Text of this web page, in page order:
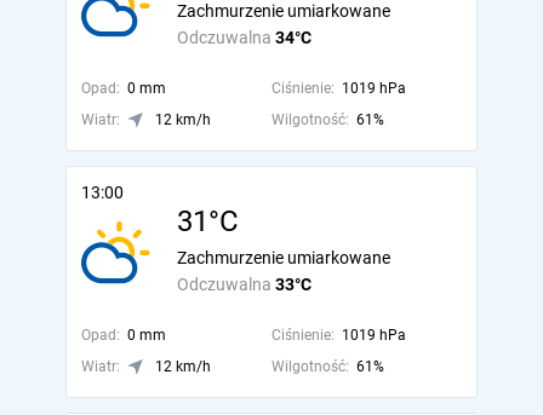
Odczuwalna 34°C
Zachmurzenie umiarkowane
Opad: 0 mm Ciśnienie: 1019 hPa
Wiatr:
12 km/h Wilgotność: 61%
13:00
31°C
Odczuwalna 33°C
Zachmurzenie umiarkowane
Opad: 0 mm Ciśnienie: 1019 hPa
Wiatr:
12 km/h Wilgotność: 61%